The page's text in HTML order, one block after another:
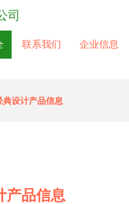
司
联系我们 企业信息
典设计产品信息
产品信息